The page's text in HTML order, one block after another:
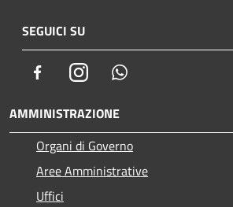
SEGUICI SU
FacebookInstagram
AMMINISTRAZIONE
Organi di Governo
Aree Amministrative
Uffici